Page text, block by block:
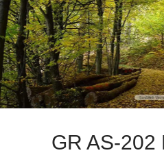
GR AS-202